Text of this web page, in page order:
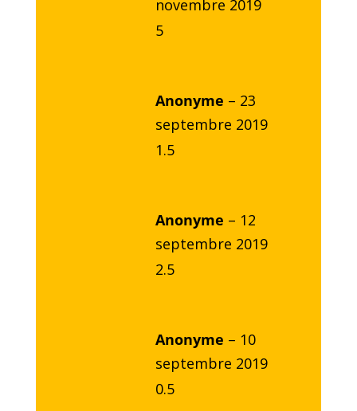
novembre 2019
5
Anonyme – 23
septembre 2019
1.5
Anonyme – 12
septembre 2019
2.5
Anonyme – 10
septembre 2019
0.5